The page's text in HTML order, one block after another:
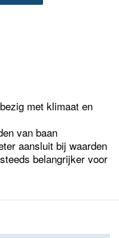
met klimaat en
van baan
aansluit bij waarden
belangrijker voor